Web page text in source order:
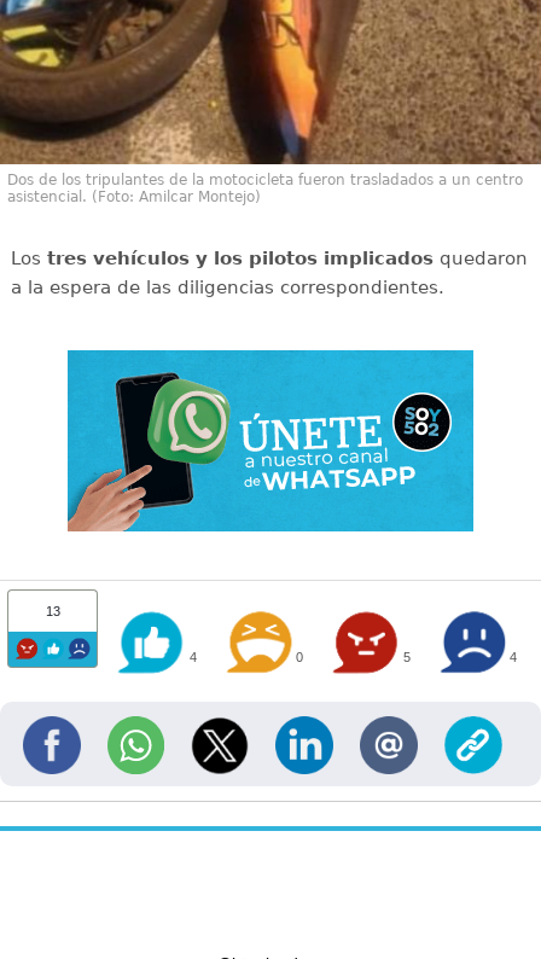
Dos de los tripulantes de la motocicleta fueron trasladados a un centro
asistencial. (Foto: Amilcar Montejo)
Los tres vehículos y los pilotos implicadosquedaron
a la espera de las diligencias correspondientes.
13
4 0 5 4